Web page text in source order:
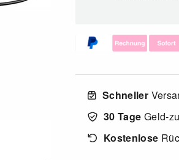
Schneller
30 Tage Geld-
Kostenlose